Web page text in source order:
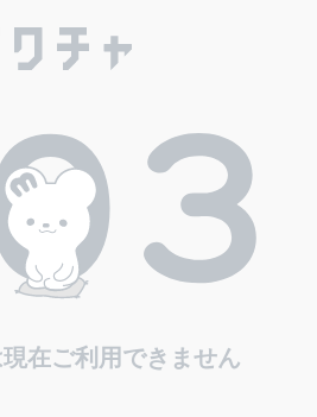
在ご利用できません